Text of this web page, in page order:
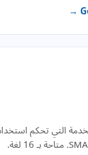
التي تحكم